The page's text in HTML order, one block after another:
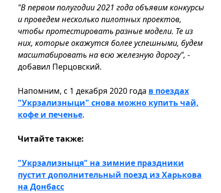
"В первом полугодии 2021 года объявим конкурсы
и проведем несколько пилотных проектов,
чтобы протестировать разные модели. Те из
них, которые окажутся более успешными, будем
масштабировать на всю железную дорогу", -
добавил Перцовский.
Напомним, с 1 декабря 2020 года в поездах
"Укрзализныци" снова можно купить чай,
кофе и печенье.
Читайте также:
"Укрзализныця" на зимние праздники
пустит дополнительный поезд из Харькова
на Донбасс